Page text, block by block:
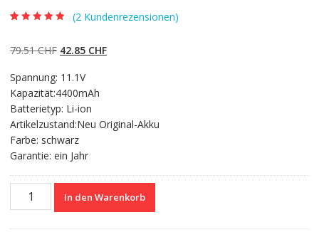
basierend auf
Kundenbewert
(2 Kundenrezensionen)
79.51CHF Ursprünglicher
war:
79.51 CHF
42.85 CHFAktueller
Spannung: 11.1V
Kapazität:4400mAh
Batterietyp: Li-ion
Artikelzustand:Neu Original-Akku
Farbe: schwarz
Garantie: ein Jahr
Nagelneuer
In den Warenkorb